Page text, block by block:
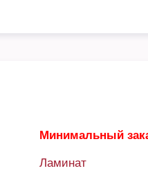
Минимальный
Ламинат